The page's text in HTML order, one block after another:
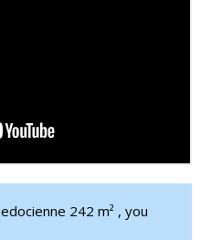
242 m² , you